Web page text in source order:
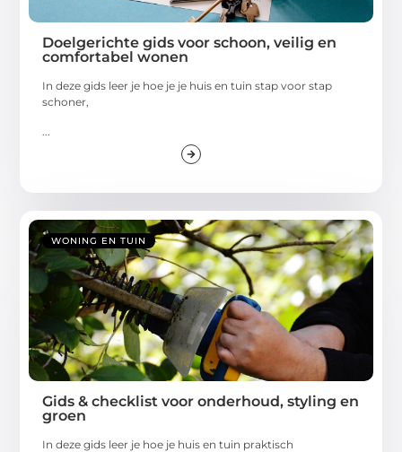
Doelgerichte gids voor schoon, veilig en
comfortabel wonen
In deze gids leer je hoe je je huis en tuin stap voor stap
schoner,
WONING EN TUIN
Gids & checklist voor onderhoud, styling en
groen
In deze gids leer je hoe je huis en tuin praktisch